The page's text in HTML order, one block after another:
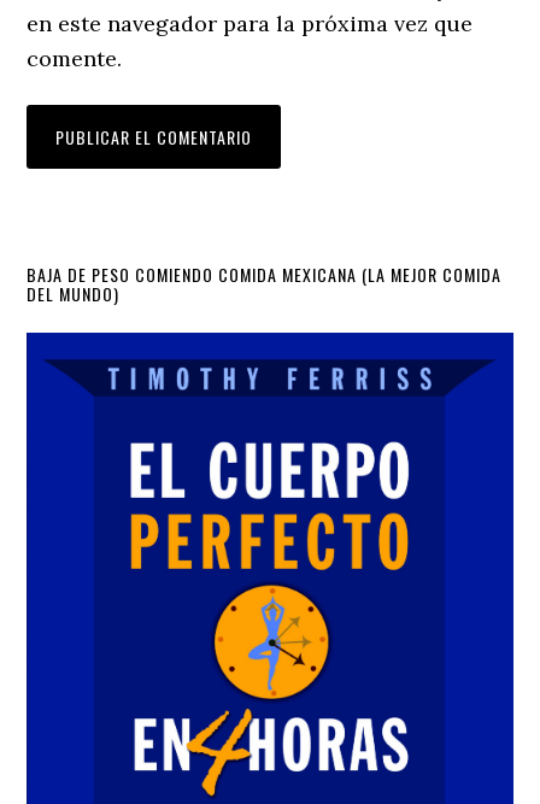
en este navegador para la próxima vez que
comente.
Primary
Sidebar
BAJA DE PESO COMIENDO COMIDA MEXICANA (LA MEJOR COMIDA
DEL MUNDO)